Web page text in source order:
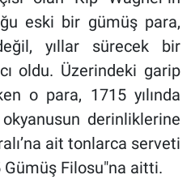
eski bir gümüş para,
yıllar sürecek bir
oldu. Üzerindeki garip
o para, 1715 yılında
derinliklerine
ait tonlarca serveti
Gümüş Filosu"na aitti.